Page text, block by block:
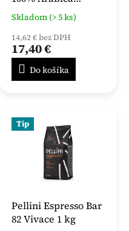
zrnková káva 1kg
Skladom (> 5 ks)
14,62 € bez DPH
17,40 €
Do košíka
Tip
Pellini Espresso Bar
82 Vivace 1 kg